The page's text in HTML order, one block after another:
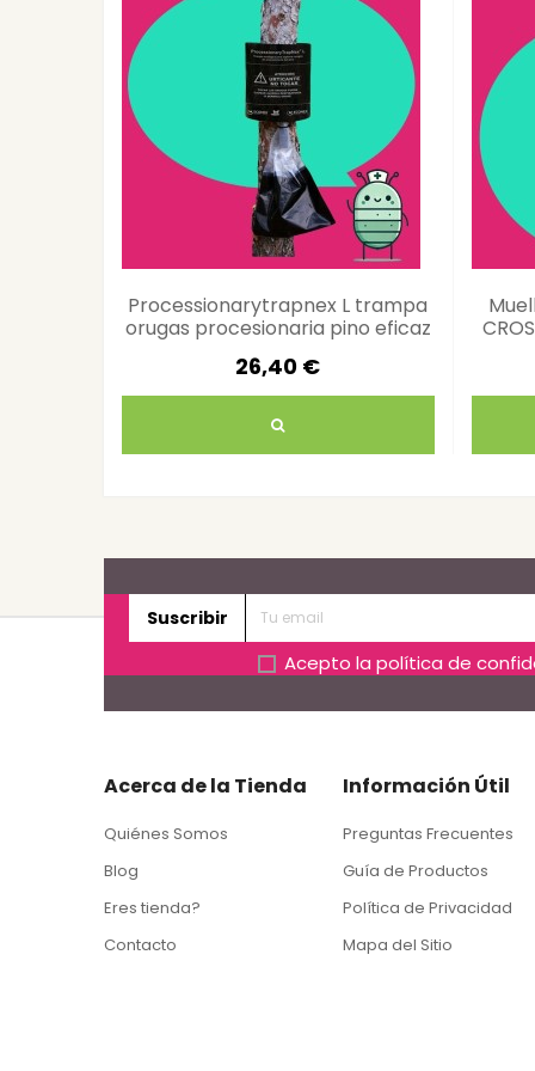
Processionarytrapnex L trampa
orugas procesionaria pino eficaz
26,40 €
Suscribir
Acepto la política de
Acerca de la Tienda
Quiénes Somos
Blog
Eres tienda?
Contacto
Información Útil
Preguntas Frecuentes
Guía de Productos
Política de Privacidad
Mapa del Sitio